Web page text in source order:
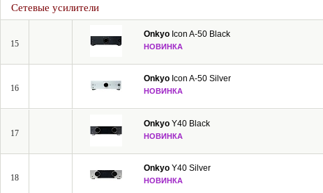
локальную сеть (MP3, WMA, WMA Lossless, FLAC, WAV, Ogg Vorbis, AAC,
Они поддерживают новейшую версию HDMI с 3D, Audio Return Channel, Deep
CD, Multichannel PCM, и CEC, имеют 3-каскадную схему усиления мощности на
HDMI до разрешения 4K с помощью процессора Marvell Qdeo, обеспечивают
декодируют Audyssey DSX и Dolby Pro Logic IIz для новых каналов окружающего
Сетевые усилители
15
Onkyo Icon A-50 Black
НОВИНКА
16
Onkyo Icon A-50 Silver
НОВИНКА
17
Onkyo Y40 Black
НОВИНКА
18
Onkyo Y40 Silver
НОВИНКА